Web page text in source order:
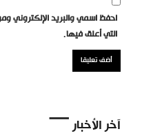
احفظ اسمي والبريد الإلكتروني
التي أعلق فيها.
آخر الأخبار